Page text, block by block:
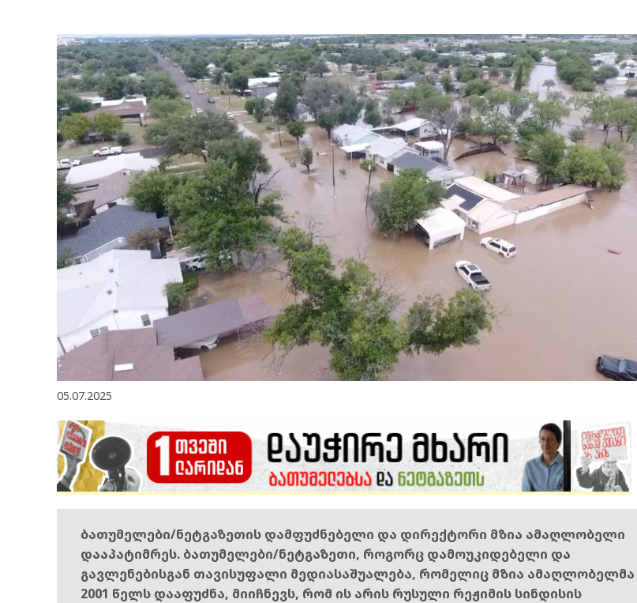
05.07.2025
ბათუმელები/ნეტგაზეთის დამფუძნებელი და დირექტორი მზია ამაღლობელი
დააპატიმრეს. ბათუმელები/ნეტგაზეთი, როგორც დამოუკიდებელი და
გავლენებისგან თავისუფალი მედიასაშუალება, რომელიც მზია ამაღლობელმა
2001 წელს დააფუძნა, მიიჩნევს, რომ ის არის რუსული რეჟიმის სინდისის